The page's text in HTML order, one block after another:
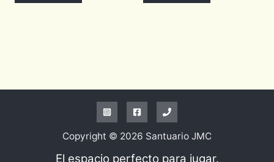
Copyright © 2026 Santuario JMC
El espacio perfecto para jugar.